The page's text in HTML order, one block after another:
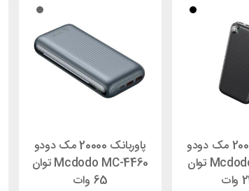
پاوربانک 20000 مک دودو
Mcdodo MC-7161 توان
پاوربانک 20000 مک دودو
Mcdodo MC-4460 توان
65 وات